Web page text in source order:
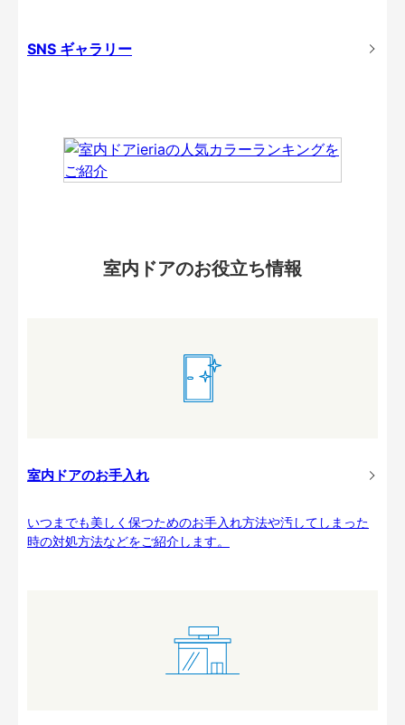
SNS ギャラリー
室内ドアのお役立ち情報
室内ドアのお手入れ
いつまでも美しく保つためのお手入れ方法や汚してしまった
時の対処方法などをご紹介します。